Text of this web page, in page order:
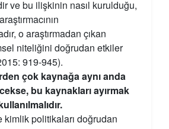
ve bu ilişkinin nasıl kurulduğu,
o araştırmadan çıkan
niteliğini doğrudan etkiler
919-945).
çok kaynağa aynı anda
bu kaynakları ayırmak
kimlik politikaları doğrudan